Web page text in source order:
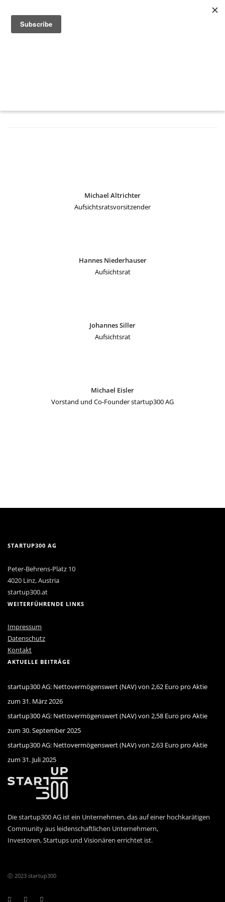
Michael Altrichter
Aufsichtsratsvorsitzender
Hannes Niederhauser
Aufsichtsrat
Johannes Siller
Aufsichtsrat
Michael Eisler
Vorstand und Co-Founder startup300 AG
STARTUP300 AG
Peter-Behrens-Platz 10
4020 Linz, Austria
startup300.at
WEITERFÜHRENDE LINKS
Impressum
Datenschutz
Kontakt
AKTUELLE BEITRÄGE
startup300 AG: Nettovermögenswert (NAV) von 2,62 Euro pro Aktie
zum 31. März 2026
startup300 AG: Nettovermögenswert (NAV) von 2,58 Euro pro Aktie
zum 30. September 2025
startup300 AG: Nettovermögenswert (NAV) von 2,63 Euro pro Aktie
zum 31. Juli 2025
Die startup300 AG ist ein Unternehmen, das auf einer hochkarätigen
Community aus leiden­schaftlichen Unternehmern,
Investoren, Startups und Visionären errichtet ist.
ⓒ 2023 startup300